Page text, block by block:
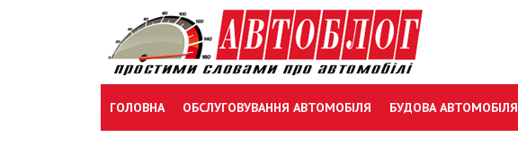
ГОЛОВНА ОБСЛУГОВУВАННЯ АВТОМОБІЛЯ БУДОВА АВТОМОБІЛЯ